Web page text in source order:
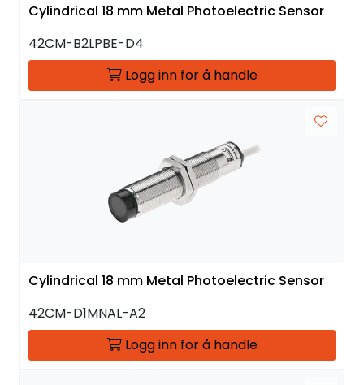
Cylindrical 18 mm Metal Photoelectric Sensor
42CM-B2LPBE-D4
Logg inn for å handle
Cylindrical 18 mm Metal Photoelectric Sensor
42CM-D1MNAL-A2
Logg inn for å handle